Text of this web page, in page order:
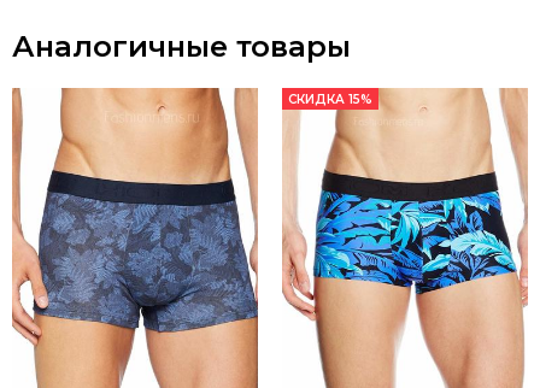
Аналогичные товары
СКИДКА 15%